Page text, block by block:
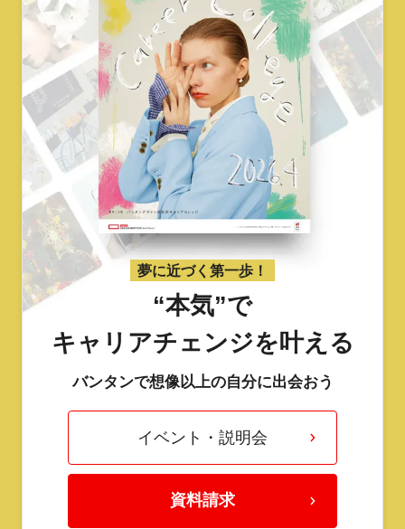
夢に近づく第一歩！
“本気”で
キャリアチェンジを叶える
バンタンで想像以上の自分に出会おう
イベント・説明会
資料請求